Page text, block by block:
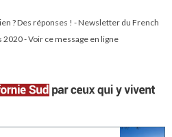
? Des réponses ! - Newsletter du French
- Voir ce message en ligne